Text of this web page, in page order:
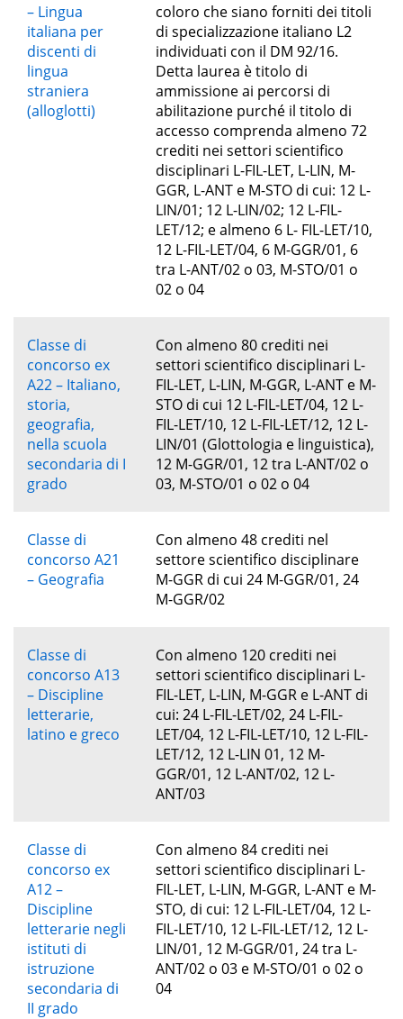
– Lingua
italiana per
discenti di
lingua
straniera
(alloglotti)
coloro che siano forniti dei titoli
di specializzazione italiano L2
individuati con il DM 92/16.
Detta laurea è titolo di
ammissione ai percorsi di
abilitazione purché il titolo di
accesso comprenda almeno 72
crediti nei settori scientifico
disciplinari L-FIL-LET, L-LIN, M-
GGR, L-ANT e M-STO di cui: 12 L-
LIN/01; 12 L-LIN/02; 12 L-FIL-
LET/12; e almeno 6 L- FIL-LET/10,
12 L-FIL-LET/04, 6 M-GGR/01, 6
tra L-ANT/02 o 03, M-STO/01 o
02 o 04
Classe di
concorso ex
A22 – Italiano,
storia,
geografia,
nella scuola
secondaria di I
grado
Con almeno 80 crediti nei
settori scientifico disciplinari L-
FIL-LET, L-LIN, M-GGR, L-ANT e M-
STO di cui 12 L-FIL-LET/04, 12 L-
FIL-LET/10, 12 L-FIL-LET/12, 12 L-
LIN/01 (Glottologia e linguistica),
12 M-GGR/01, 12 tra L-ANT/02 o
03, M-STO/01 o 02 o 04
Classe di
concorso A21
– Geografia
Con almeno 48 crediti nel
settore scientifico disciplinare
M-GGR di cui 24 M-GGR/01, 24
M-GGR/02
Classe di
concorso A13
– Discipline
letterarie,
latino e greco
Con almeno 120 crediti nei
settori scientifico disciplinari L-
FIL-LET, L-LIN, M-GGR e L-ANT di
cui: 24 L-FIL-LET/02, 24 L-FIL-
LET/04, 12 L-FIL-LET/10, 12 L-FIL-
LET/12, 12 L-LIN 01, 12 M-
GGR/01, 12 L-ANT/02, 12 L-
ANT/03
Classe di
concorso ex
A12 –
Discipline
letterarie negli
istituti di
istruzione
secondaria di
II grado
Con almeno 84 crediti nei
settori scientifico disciplinari L-
FIL-LET, L-LIN, M-GGR, L-ANT e M-
STO, di cui: 12 L-FIL-LET/04, 12 L-
FIL-LET/10, 12 L-FIL-LET/12, 12 L-
LIN/01, 12 M-GGR/01, 24 tra L-
ANT/02 o 03 e M-STO/01 o 02 o
04